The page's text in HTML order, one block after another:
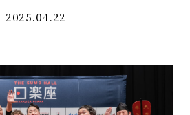
2025.04.22